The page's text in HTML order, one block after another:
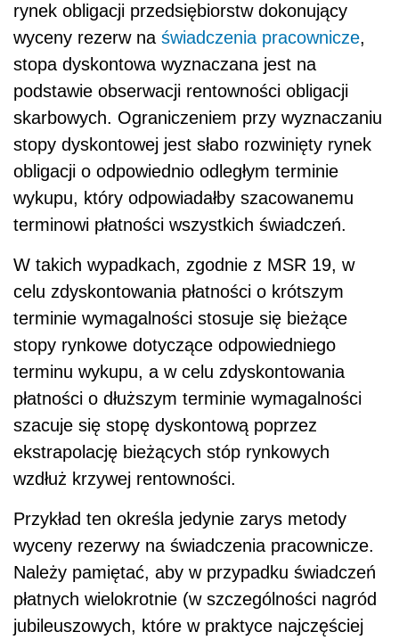
rynek obligacji przedsiębiorstw dokonujący
wyceny rezerw na świadczenia pracownicze,
stopa dyskontowa wyznaczana jest na
podstawie obserwacji rentowności obligacji
skarbowych. Ograniczeniem przy wyznaczaniu
stopy dyskontowej jest słabo rozwinięty rynek
obligacji o odpowiednio odległym terminie
wykupu, który odpowiadałby szacowanemu
terminowi płatności wszystkich świadczeń.
W takich wypadkach, zgodnie z MSR 19, w
celu zdyskontowania płatności o krótszym
terminie wymagalności stosuje się bieżące
stopy rynkowe dotyczące odpowiedniego
terminu wykupu, a w celu zdyskontowania
płatności o dłuższym terminie wymagalności
szacuje się stopę dyskontową poprzez
ekstrapolację bieżących stóp rynkowych
wzdłuż krzywej rentowności.
Przykład ten określa jedynie zarys metody
wyceny rezerwy na świadczenia pracownicze.
Należy pamiętać, aby w przypadku świadczeń
płatnych wielokrotnie (w szczególności nagród
jubileuszowych, które w praktyce najczęściej